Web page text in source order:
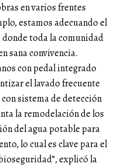
en varios frentes
estamos adecuando el
toda la comunidad
sana convivencia.
con pedal integrado
el lavado frecuente
sistema de detección
la remodelación de los
del agua potable para
lo cual es clave para el
explicó la